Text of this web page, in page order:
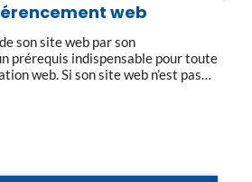
web
son site web par son
prérequis indispensable pour toute
web. Si son site web n’est pas
sa visibilité et donc son audience
Introduction : Techniques